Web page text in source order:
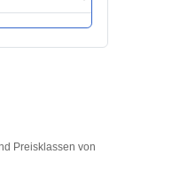
Preisklassen von